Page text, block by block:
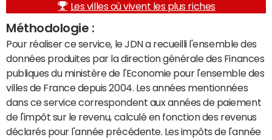
Les villes où vivent les plus riches
Méthodologie :
Pour réaliser ce service, le JDN a recueilli l'ensemble des
données produites par la direction générale des Finances
publiques du ministère de l'Economie pour l'ensemble des
villes de France depuis 2004. Les années mentionnées
dans ce service correspondent aux années de paiement
de l'impôt sur le revenu, calculé en fonction des revenus
déclarés pour l'année précédente. Les impôts de l'année